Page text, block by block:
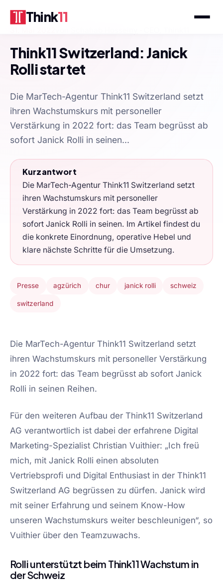
Think11
Think11 Switzerland: Janick
Rolli startet
Die MarTech-Agentur Think11 Switzerland setzt
ihren Wachstumskurs mit personeller
Verstärkung in 2022 fort: das Team begrüsst ab
sofort Janick Rolli in seinen...
Kurzantwort
Die MarTech-Agentur Think11 Switzerland setzt
ihren Wachstumskurs mit personeller
Verstärkung in 2022 fort: das Team begrüsst ab
sofort Janick Rolli in seinen. Im Artikel findest du
die konkrete Einordnung, operative Hebel und
klare nächste Schritte für die Umsetzung.
Presse agzürich chur janick rolli schweiz
switzerland
Die MarTech-Agentur Think11 Switzerland setzt
ihren Wachstumskurs mit personeller Verstärkung
in 2022 fort: das Team begrüsst ab sofort Janick
Rolli in seinen Reihen.
Für den weiteren Aufbau der Think11 Switzerland
AG verantwortlich ist dabei der erfahrene Digital
Marketing-Spezialist Christian Vuithier: „Ich freü
mich, mit Janick Rolli einen absoluten
Vertriebsprofi und Digital Enthusiast in der Think11
Switzerland AG begrüssen zu dürfen. Janick wird
mit seiner Erfahrung und seinem Know-How
unseren Wachstumskurs weiter beschleunigen“, so
Vuithier über den Teamzuwachs.
Rolli unterstützt beim Think11 Wachstum in
der Schweiz